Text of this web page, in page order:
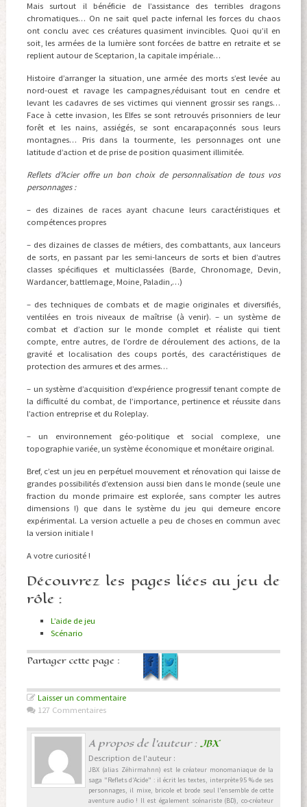
Mais surtout il bénéficie de l’assistance des terribles dragons
chromatiques… On ne sait quel pacte infernal les forces du chaos
ont conclu avec ces créatures quasiment invincibles. Quoi qu’il en
soit, les armées de la lumière sont forcées de battre en retraite et se
replient autour de Sceptarion, la capitale impériale…
Histoire d’arranger la situation, une armée des morts s’est levée au
nord-ouest et ravage les campagnes,réduisant tout en cendre et
levant les cadavres de ses victimes qui viennent grossir ses rangs…
Face à cette invasion, les Elfes se sont retrouvés prisonniers de leur
forêt et les nains, assiégés, se sont encarapaçonnés sous leurs
montagnes… Pris dans la tourmente, les personnages ont une
latitude d’action et de prise de position quasiment illimitée.
Reflets d’Acier offre un bon choix de personnalisation de tous vos
personnages :
– des dizaines de races ayant chacune leurs caractéristiques et
compétences propres
– des dizaines de classes de métiers, des combattants, aux lanceurs
de sorts, en passant par les semi-lanceurs de sorts et bien d’autres
classes spécifiques et multiclassées (Barde, Chronomage, Devin,
Wardancer, battlemage, Moine, Paladin,…)
– des techniques de combats et de magie originales et diversifiés,
ventilées en trois niveaux de maîtrise (à venir). – un système de
combat et d’action sur le monde complet et réaliste qui tient
compte, entre autres, de l’ordre de déroulement des actions, de la
gravité et localisation des coups portés, des caractéristiques de
protection des armures et des armes…
– un système d’acquisition d’expérience progressif tenant compte de
la difficulté du combat, de l’importance, pertinence et réussite dans
l’action entreprise et du Roleplay.
– un environnement géo-politique et social complexe, une
topographie variée, un système économique et monétaire original.
Bref, c’est un jeu en perpétuel mouvement et rénovation qui laisse de
grandes possibilités d’extension aussi bien dans le monde (seule une
fraction du monde primaire est explorée, sans compter les autres
dimensions !) que dans le système du jeu qui demeure encore
expérimental. La version actuelle a peu de choses en commun avec
la version initiale !
A votre curiosité !
Découvrez les pages liées au jeu de
rôle :
L’aide de jeu
Scénario
Partager cette page :
Laisser un commentaire
127 Commentaires
A propos de l'auteur :JBX
Description de l'auteur :
JBX (alias Zéhirmahnn) est le créateur monomaniaque de la
saga "Reflets d’Acide" : il écrit les textes, interprète 95 % de ses
personnages, il mixe, bricole et brode seul l'ensemble de cette
aventure audio ! Il est également scénariste (BD), co-créateur